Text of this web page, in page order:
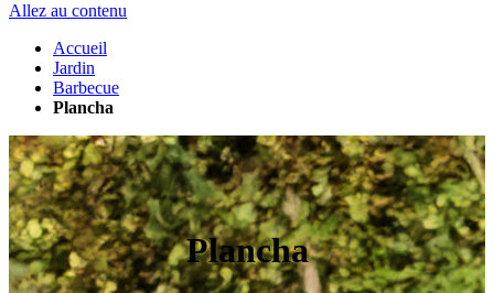
Allez au contenu
Accueil
Jardin
Barbecue
Plancha
Plancha